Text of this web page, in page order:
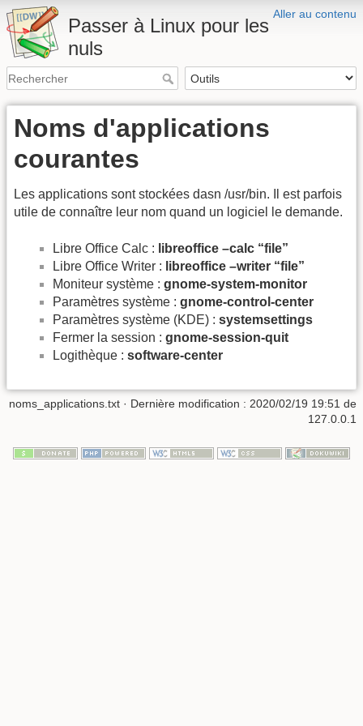
Aller au contenu
Passer à Linux pour les
nuls
Noms d'applications
courantes
Les applications sont stockées dasn /usr/bin. Il est parfois
utile de connaître leur nom quand un logiciel le demande.
Libre Office Calc : libreoffice –calc “file”
Libre Office Writer : libreoffice –writer “file”
Moniteur système : gnome-system-monitor
Paramètres système : gnome-control-center
Paramètres système (KDE) : systemsettings
Fermer la session : gnome-session-quit
Logithèque : software-center
noms_applications.txt · Dernière modification : 2020/02/19 19:51 de
127.0.0.1